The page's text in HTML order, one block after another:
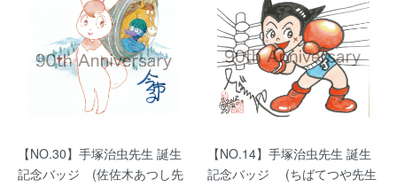
【NO.30】手塚治虫先生 誕生
記念バッジ (佐佐木あつし先
【NO.14】手塚治虫先生 誕生
記念バッジ (ちばてつや先生